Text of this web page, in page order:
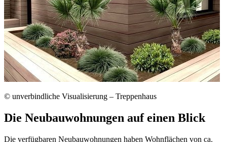
© unverbindliche Visualisierung – Treppenhaus
Die Neubauwohnungen auf einen Blick
Die verfügbaren Neubauwohnungen haben Wohnflächen von ca.